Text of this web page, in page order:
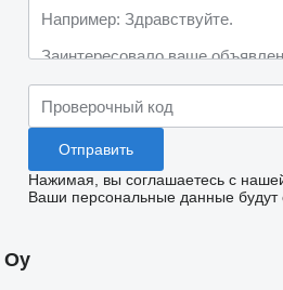
Нажимая, вы соглашаетесь с
Ваши персональные данные будут